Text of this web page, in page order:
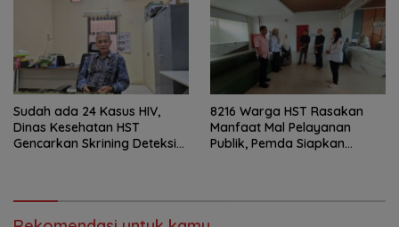
Sudah ada 24 Kasus HIV,
Dinas Kesehatan HST
Gencarkan Skrining Deteksi
8216 Warga HST Rasakan
Manfaat Mal Pelayanan
Publik, Pemda Siapkan